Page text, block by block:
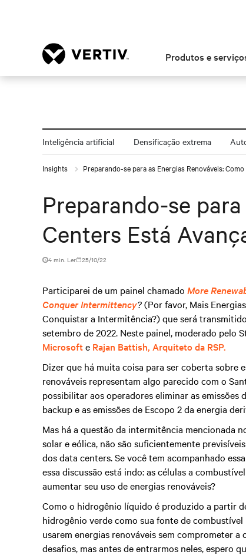
Produtos e
Inteligência artificial Densificação extrema
Insights Preparando-se para as Energias Renováveis:
Preparando-se
Centers Está
4 min. Ler 25/10/22
Participarei de um painel chamado More
Conquer Intermittency?(Por favor, Mais
Conquistar a Intermitência?) que será
setembro de 2022. Neste painel, moderado pelo
Microsofte Rajan Battish, Arquiteto da RSP.
Dizer que há muita coisa para ser coberta sobre
renováveis representam algo parecido com o
possibilitar aos operadores eliminar as emissões
backup e as emissões de Escopo 2 da energia
Mas há a questão da intermitência mencionada
solar e eólica, não são suficientemente
dos data centers. Se você tem acompanhado
essa discussão está indo: as células a
aumentar seu uso de energias renováveis?
Como o hidrogênio líquido é produzido a partir
hidrogênio verde como sua fonte de
usarem energias renováveis sem comprometer
desafios, mas antes de entrarmos neles, espero